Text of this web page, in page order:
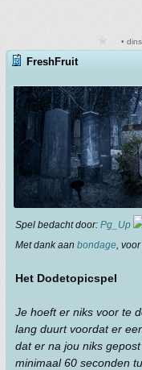
•
FreshFruit
Spel bedacht door: Pg_Up
Met dank aan bondage ,
Het DodetopicspeI
Je hoeft er niks voor te
lang duurt voordat er
dat er na jou niks
minimaal 60 seconden